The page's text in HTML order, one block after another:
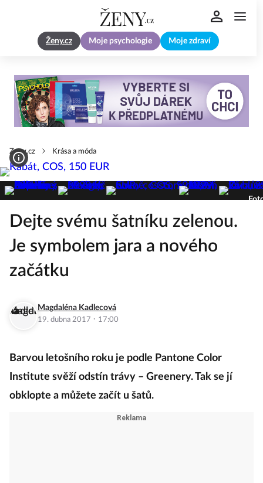
Ženy.cz Moje psychologie Moje zdraví
Zeny.cz Krása a móda
Dejte svému šatníku zelenou.
Je symbolem jara a nového
začátku
Magdaléna Kadlecová
19. dubna 2017 · 17:00
Barvou letošního roku je podle Pantone Color
Institute svěží odstín trávy – Greenery. Tak se jí
obklopte a můžete začít u šatů.